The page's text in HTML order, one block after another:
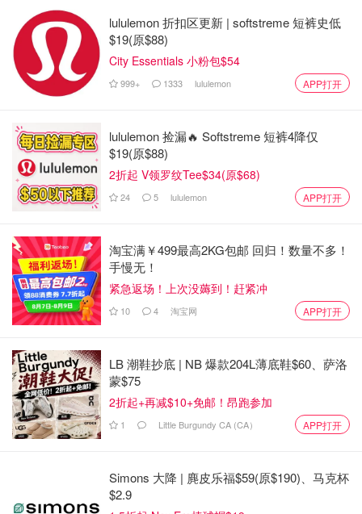
lululemon 折扣区更新 | softstreme 短裤史低
$19(原$88)
City Essentials 小粉包$54
999+ 1333 lululemon APP打开
lululemon 捡漏🔥 Softstreme 短裤4降仅
$19(原$88)
2折起 V领罗纹Tee$34(原$68)
24 5 lululemon APP打开
淘宝满￥499最高2KG包邮 回归！数量不多！
手慢无！
紧急返场！上次没薅到！赶紧冲
10 4 淘宝网 APP打开
LB 潮鞋抄底 | NB 爆款204L薄底鞋$60、萨洛
蒙$75
2折起+再减$10+免邮！昂跑参加
1 Little Burgundy CA (CA） APP打开
Simons 大降 | 麂皮乐福$59(原$190)、马克杯
$2.9